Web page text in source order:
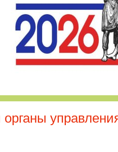
органы